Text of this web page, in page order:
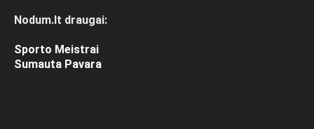
Nodum.lt draugai:
Sporto Meistrai
Sumauta Pavara